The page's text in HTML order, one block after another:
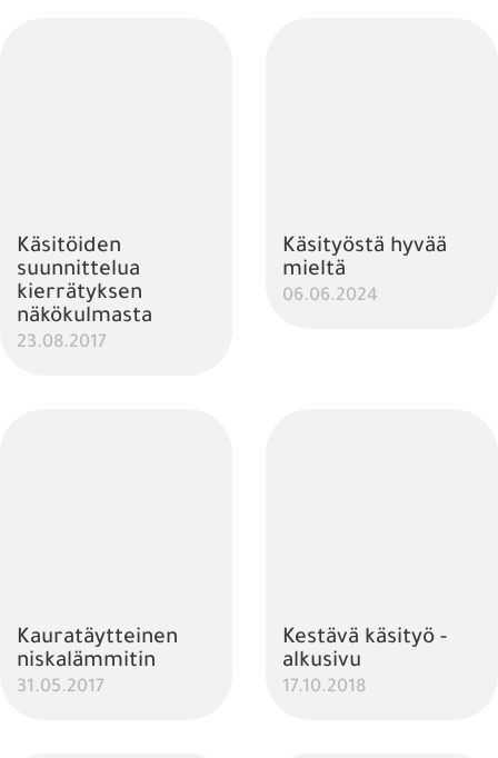
Käsitöiden
suunnittelua
kierrätyksen
näkökulmasta
23.08.2017
Käsityöstä hyvää
mieltä
06.06.2024
Kauratäytteinen
niskalämmitin
31.05.2017
Kestävä käsityö -
alkusivu
17.10.2018